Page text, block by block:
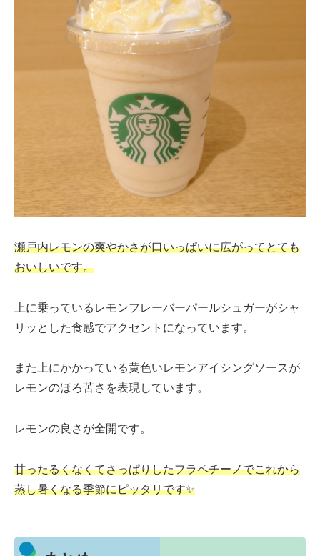
瀬戸内レモンの爽やかさが口いっぱいに広がってとても
おいしいです。
上に乗っているレモンフレーバーパールシュガーがシャ
リッとした食感でアクセントになっています。
また上にかかっている黄色いレモンアイシングソースが
レモンのほろ苦さを表現しています。
レモンの良さが全開です。
甘ったるくなくてさっぱりしたフラペチーノでこれから
蒸し暑くなる季節にピッタリです✨